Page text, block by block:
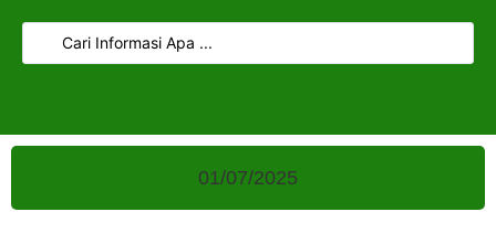
01/07/2025